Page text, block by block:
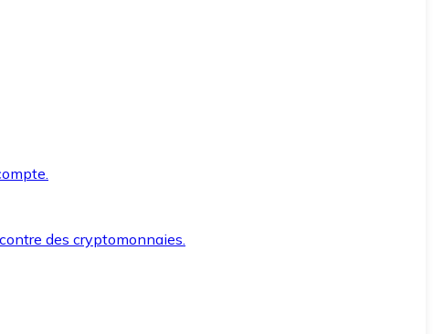
des cryptomonnaies.